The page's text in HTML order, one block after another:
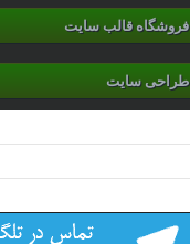
فروشگاه قالب سایت
طراحی سایت